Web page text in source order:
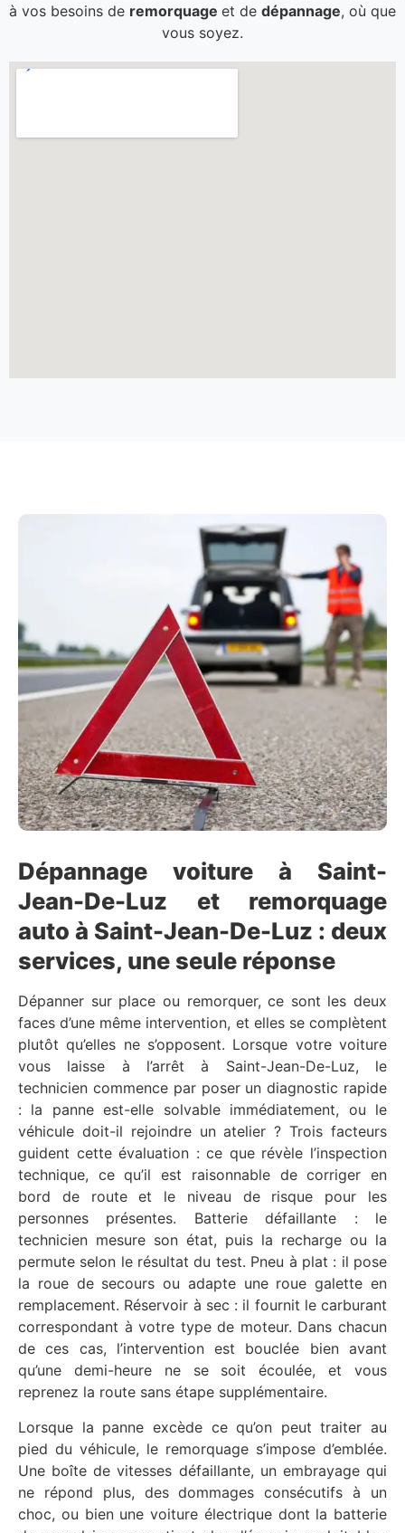
à vos besoins de remorquage et de dépannage, où que
vous soyez.
Dépannage voiture à Saint-
Jean-De-Luz et remorquage
auto à Saint-Jean-De-Luz : deux
services, une seule réponse
Dépanner sur place ou remorquer, ce sont les deux
faces d’une même intervention, et elles se complètent
plutôt qu’elles ne s’opposent. Lorsque votre voiture
vous laisse à l’arrêt à Saint-Jean-De-Luz, le
technicien commence par poser un diagnostic rapide
: la panne est-elle solvable immédiatement, ou le
véhicule doit-il rejoindre un atelier ? Trois facteurs
guident cette évaluation : ce que révèle l’inspection
technique, ce qu’il est raisonnable de corriger en
bord de route et le niveau de risque pour les
personnes présentes. Batterie défaillante : le
technicien mesure son état, puis la recharge ou la
permute selon le résultat du test. Pneu à plat : il pose
la roue de secours ou adapte une roue galette en
remplacement. Réservoir à sec : il fournit le carburant
correspondant à votre type de moteur. Dans chacun
de ces cas, l’intervention est bouclée bien avant
qu’une demi-heure ne se soit écoulée, et vous
reprenez la route sans étape supplémentaire.
Lorsque la panne excède ce qu’on peut traiter au
pied du véhicule, le remorquage s’impose d’emblée.
Une boîte de vitesses défaillante, un embrayage qui
ne répond plus, des dommages consécutifs à un
choc, ou bien une voiture électrique dont la batterie